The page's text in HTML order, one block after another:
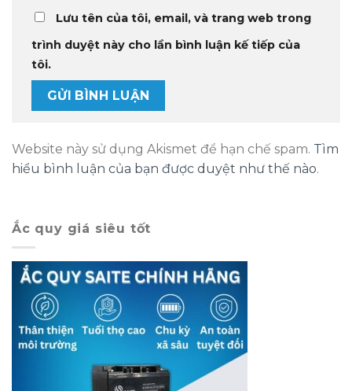
Lưu tên của tôi, email, và trang web trong
trình duyệt này cho lần bình luận kế tiếp của
tôi.
Website này sử dụng Akismet để hạn chế spam. Tìm
hiểu bình luận của bạn được duyệt như thế nào.
Ắc quy giá siêu tốt